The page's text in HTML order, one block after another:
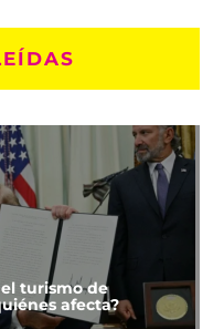
turismo de
afecta?